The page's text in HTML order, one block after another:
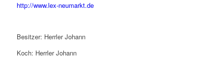
http://www.lex-neumarkt.de
Besitzer: Herrler Johann
Koch: Herrler Johann